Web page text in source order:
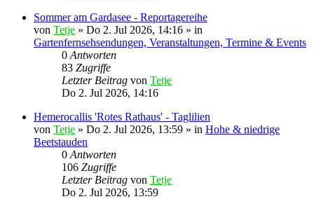
Sommer am Gardasee - Reportagereihe
von Tetje » Do 2. Jul 2026, 14:16 » in
Gartenfernsehsendungen, Veranstaltungen, Termine & Events
0 Antworten
83 Zugriffe
Letzter Beitrag von Tetje
Do 2. Jul 2026, 14:16
Hemerocallis 'Rotes Rathaus' - Taglilien
von Tetje » Do 2. Jul 2026, 13:59 » in Hohe & niedrige
Beetstauden
0 Antworten
106 Zugriffe
Letzter Beitrag von Tetje
Do 2. Jul 2026, 13:59